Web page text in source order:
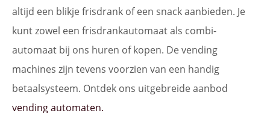
altijd een blikje frisdrank of een snack aanbieden. Je
kunt zowel een frisdrankautomaat als combi-
automaat bij ons huren of kopen. De vending
machines zijn tevens voorzien van een handig
betaalsysteem. Ontdek ons uitgebreide aanbod
vending automaten.